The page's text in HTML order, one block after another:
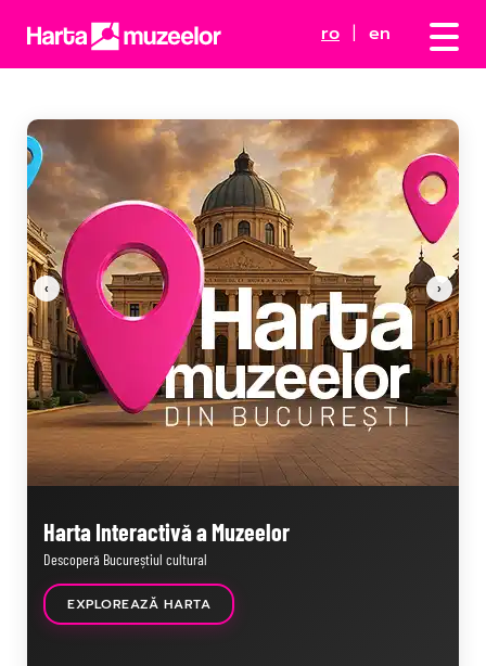
ro | en
Harta Interactivă a Muzeelor
Descoperă Bucureștiul cultural
EXPLOREAZĂ HARTA
‹ ›